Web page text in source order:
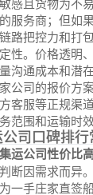
服务商；但如
路把控力和打
性。价格透明
沟通成本和潜
公司的报价方
客服等正规渠
范围和运输时
司口碑排
运公司性价比高
断因需求而异
一手庄家直签